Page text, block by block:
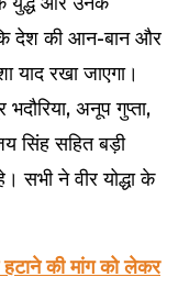
कि देश की आन-बान और
याद रखा जाएगा।
अनूप गुप्ता,
सिंह सहित बड़ी
सभी ने वीर योद्धा के
की मांग को लेकर